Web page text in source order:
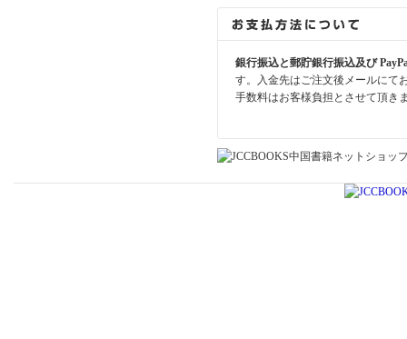
銀行振込と郵貯銀行振込及び
す。入金先はご注文後メールにて
手数料はお客様負担とさせて頂き